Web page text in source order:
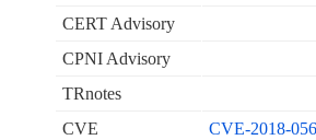
CERT Advisory
CPNI Advisory
TRnotes
CVE
CVE-2018-